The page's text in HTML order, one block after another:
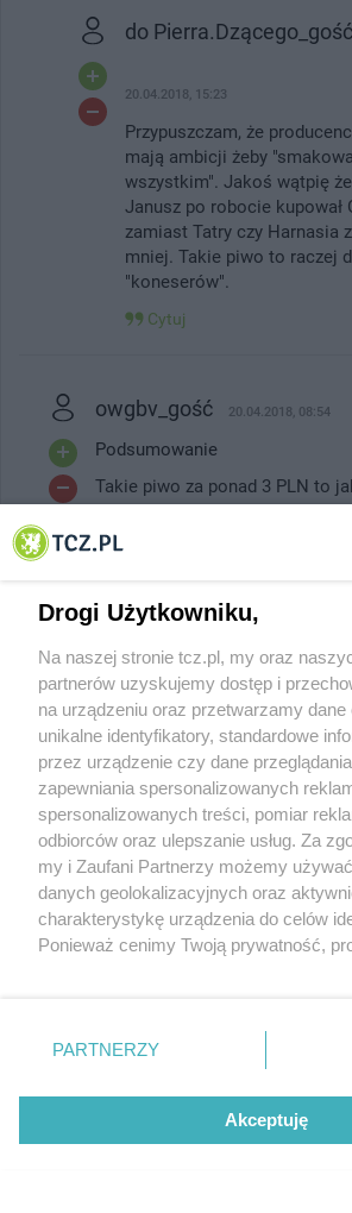
do Pierra.Dzącego_gość
20.04.2018, 15:23
Przypuszczam, że
mają ambicji żeby
wszystkim". Jakoś wątpię
Janusz po robocie kupował
zamiast Tatry czy Harnasia
mniej. Takie piwo to raczej
"koneserów".
Cytuj
owgbv_gość 20.04.2018, 08:54
Podsumowanie
Takie piwo za ponad 3 PLN to
Nędzna szata graficzna, brak
enigmatyczne wiadomości na
które zachwyca smakiem i
powagi , z czym do ludzi >?
Odpowiedz
20.04.2018, 09:12
Proponuję najpierw
Cytuj
Drogi Użytkowniku,
Na naszej stronie tcz.pl, my oraz
partnerów uzyskujemy dostęp i
na urządzeniu oraz przetwarzamy dane
unikalne identyfikatory, standardowe
przez urządzenie czy dane
zapewniania spersonalizowanych
spersonalizowanych treści, pomiar
odbiorców oraz ulepszanie usług. Za
my i Zaufani Partnerzy możemy
danych geolokalizacyjnych oraz
charakterystykę urządzenia do celów
Ponieważ cenimy Twoją prywatność,
znajdujący się w lewym dolnym rogu
przetwarzaniu. Preferencje będą miały
PARTNERZY
Akceptuję